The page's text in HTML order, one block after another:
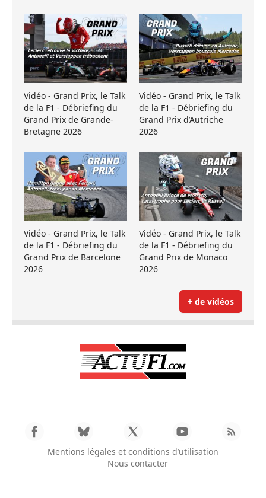
Vidéo - Grand Prix, le Talk
de la F1 - Débriefing du
Grand Prix de Grande-
Bretagne 2026
Vidéo - Grand Prix, le Talk
de la F1 - Débriefing du
Grand Prix d’Autriche
2026
Vidéo - Grand Prix, le Talk
de la F1 - Débriefing du
Grand Prix de Barcelone
2026
Vidéo - Grand Prix, le Talk
de la F1 - Débriefing du
Grand Prix de Monaco
2026
+ de vidéos
Mentions légales et conditions d’utilisation
Nous contacter